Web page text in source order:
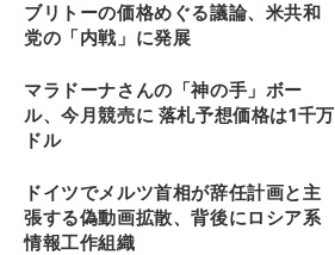
ブリトーの価格めぐる議論、米共和
党の「内戦」に発展
マラドーナさんの「神の手」ボー
ル、今月競売に 落札予想価格は1千万
ドル
ドイツでメルツ首相が辞任計画と主
張する偽動画拡散、背後にロシア系
情報工作組織